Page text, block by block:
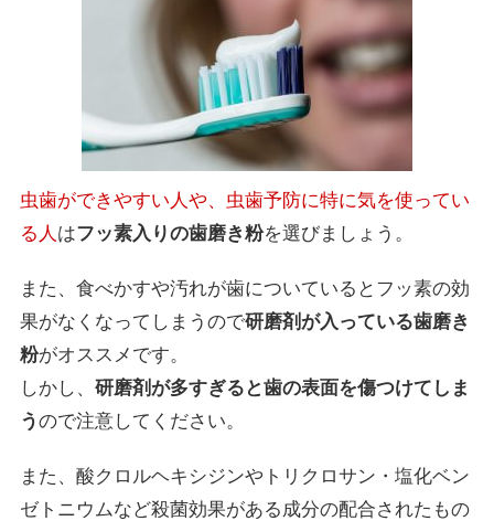
虫歯ができやすい人や、虫歯予防に特に気を使ってい
る人 はフッ素入りの歯磨き粉を選びましょう。
また、食べかすや汚れが歯についているとフッ素の効
果がなくなってしまうので研磨剤が入っている歯磨き
粉がオススメです。
しかし、研磨剤が多すぎると歯の表面を傷つけてしま
うので注意してください。
また、酸クロルヘキシジンやトリクロサン・塩化ベン
ゼトニウムなど殺菌効果がある成分の配合されたもの